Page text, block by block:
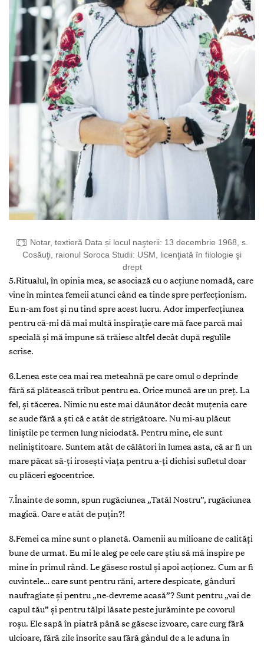
Notar, textieră Data și locul naşterii: 13 decembrie 1968, s.
Cosăuţi, raionul Soroca Studii: USM, licenţiată în filologie şi
drept
5.Ritualul, în opinia mea, se asociază cu o acțiune nomadă, care
vine în mintea femeii atunci când ea tinde spre perfecționism.
Eu n-am fost și nu tind spre acest lucru. Ador imperfecțiunea
pentru că-mi dă mai multă inspirație care mă face parcă mai
specială și mă impune să trăiesc altfel decât după regulile
scrise.
6.Lenea este cea mai rea meteahnă pe care omul o deprinde
fără să plătească tribut pentru ea. Orice muncă are un preț. La
fel, și tăcerea. Nimic nu este mai dăunător decât muțenia care
se aude fără a ști că e atât de strigătoare. Nu mi-au plăcut
liniștile pe termen lung niciodată. Pentru mine, ele sunt
neliniștitoare. Suntem atât de călători în lumea asta, că ar fi un
mare păcat să-ți irosești viața pentru a-ți dichisi sufletul doar
cu plăceri egocentrice.
7.Înainte de somn, spun rugăciunea „Tatăl Nostru”, rugăciunea
magică. Oare e atât de puțin?!
8.Femei ca mine sunt o planetă. Oamenii au milioane de calități
bune de urmat. Eu mi le aleg pe cele care știu să mă inspire pe
mine în primul rând. Le găsesc rostul și apoi acționez. Cum ar fi
cuvintele… care sunt pentru răni, artere despicate, gânduri
naufragiate și pentru „ne-devreme acasă”? Sunt pentru „vai de
capul tău” și pentru tălpi lăsate peste jurăminte pe covorul
roșu. Ele sapă în piatră până se găsesc izvoare, care curg fără
ulcioare, fără zile însorite sau fără gândul de a le aduna în